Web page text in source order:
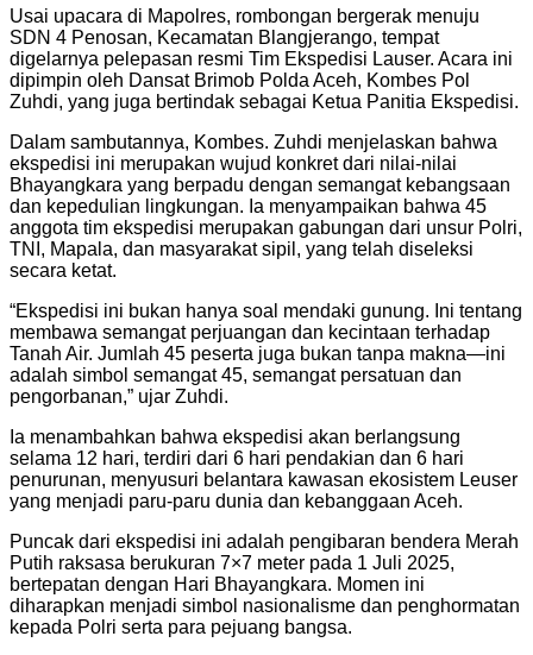
Usai upacara di Mapolres, rombongan bergerak menuju
SDN 4 Penosan, Kecamatan Blangjerango, tempat
digelarnya pelepasan resmi Tim Ekspedisi Lauser. Acara ini
dipimpin oleh Dansat Brimob Polda Aceh, Kombes Pol
Zuhdi, yang juga bertindak sebagai Ketua Panitia Ekspedisi.
Dalam sambutannya, Kombes. Zuhdi menjelaskan bahwa
ekspedisi ini merupakan wujud konkret dari nilai-nilai
Bhayangkara yang berpadu dengan semangat kebangsaan
dan kepedulian lingkungan. Ia menyampaikan bahwa 45
anggota tim ekspedisi merupakan gabungan dari unsur Polri,
TNI, Mapala, dan masyarakat sipil, yang telah diseleksi
secara ketat.
“Ekspedisi ini bukan hanya soal mendaki gunung. Ini tentang
membawa semangat perjuangan dan kecintaan terhadap
Tanah Air. Jumlah 45 peserta juga bukan tanpa makna—ini
adalah simbol semangat 45, semangat persatuan dan
pengorbanan,” ujar Zuhdi.
Ia menambahkan bahwa ekspedisi akan berlangsung
selama 12 hari, terdiri dari 6 hari pendakian dan 6 hari
penurunan, menyusuri belantara kawasan ekosistem Leuser
yang menjadi paru-paru dunia dan kebanggaan Aceh.
Puncak dari ekspedisi ini adalah pengibaran bendera Merah
Putih raksasa berukuran 7×7 meter pada 1 Juli 2025,
bertepatan dengan Hari Bhayangkara. Momen ini
diharapkan menjadi simbol nasionalisme dan penghormatan
kepada Polri serta para pejuang bangsa.